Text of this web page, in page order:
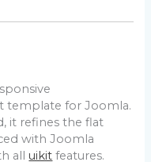
template for Joomla.
it refines the flat
with Joomla
all uikit features.